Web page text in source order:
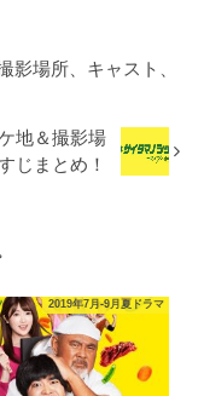
影場所、キャスト、
地＆撮影場
じまとめ！
2019年7月-9月夏ドラマ